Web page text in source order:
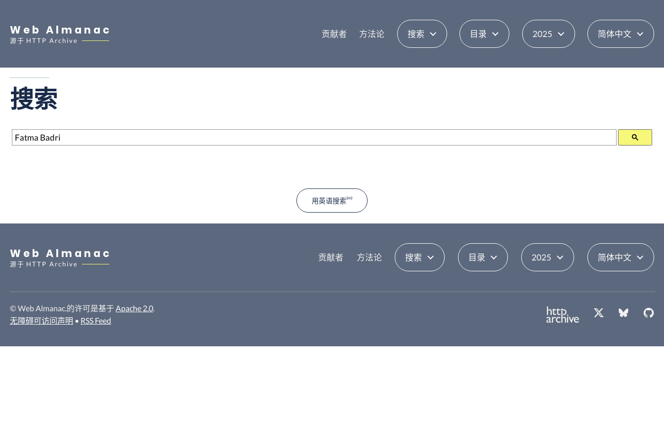
Web Almanac
源于 HTTP Archive
贡献者 方法论 搜索 目录 2025 简体中文
搜索
搜索
用英语搜索
Web Almanac
源于 HTTP Archive
贡献者 方法论 搜索 目录 2025 简体中文
© Web Almanac.的许可是基于 Apache 2.0.
无障碍可访问声明 • RSS Feed